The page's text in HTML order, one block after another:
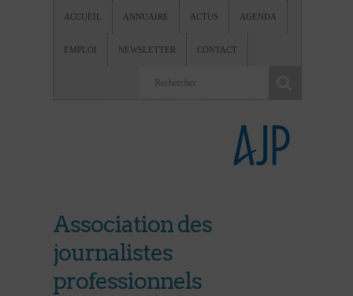
ACCUEIL ANNUAIRE ACTUS AGENDA
EMPLOI NEWSLETTER CONTACT
Association des
journalistes
professionnels